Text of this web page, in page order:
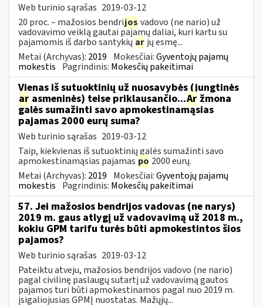
Web turinio sąrašas 2019-03-12
20 proc. – mažosios bendrijos vadovo (ne nario) už
vadovavimo veiklą gautai pajamų daliai, kuri kartu su
pajamomis iš darbo santykių ar jų esmę...
Metai (Archyvas): 2019 Mokesčiai:Gyventojų pajamų
mokestis Pagrindinis: Mokesčių pakeitimai
Vienas iš sutuoktinių už nuosavybės (jungtinės
ar asmeninės) teise priklausančio...Ar žmona
galės sumažinti savo apmokestinamąsias
pajamas 2000 eurų suma?
Web turinio sąrašas 2019-03-12
Taip, kiekvienas iš sutuoktinių galės sumažinti savo
apmokestinamąsias pajamas po 2000 eurų.
Metai (Archyvas): 2019 Mokesčiai:Gyventojų pajamų
mokestis Pagrindinis: Mokesčių pakeitimai
57. Jei mažosios bendrijos vadovas (ne narys)
2019 m. gaus atlygį už vadovavimą už 2018 m.,
kokiu GPM tarifu turės būti apmokestintos šios
pajamos?
Web turinio sąrašas 2019-03-12
Pateiktu atveju, mažosios bendrijos vadovo (ne nario)
pagal civilinę paslaugų sutartį už vadovavimą gautos
pajamos turi būti apmokestinamos pagal nuo 2019 m.
įsigaliojusias GPMĮ nuostatas. Mažųjų...